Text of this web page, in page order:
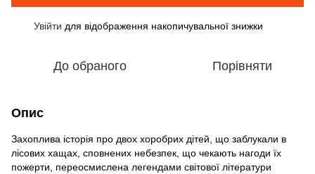
Увійти для відображення накопичувальної знижки
До обраного Порівняти
Опис
Захоплива історія про двох хоробрих дітей, що заблукали в
лісових хащах, сповнених небезпек, що чекають нагоди їх
пожерти, переосмислена легендами світової літератури